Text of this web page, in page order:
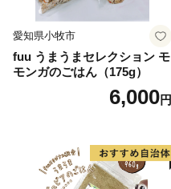
愛知県小牧市
fuu うまうまセレクション モ
モンガのごはん（175g）
6,000円